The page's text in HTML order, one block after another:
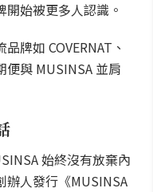
始被更多人認識。
牌如 COVERNAT、
與 MUSINSA 並肩
始終沒有放棄內
辦人發行《MUSINSA